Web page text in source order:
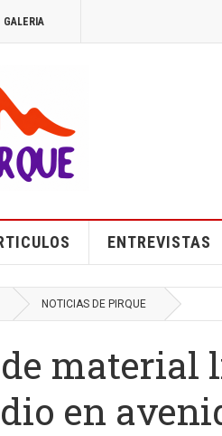
GALERIA
ENTREVISTAS
NOTICIAS DE PIRQUE
material
en